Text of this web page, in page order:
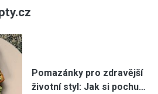
Pomazánky pro zdravější
životní styl: Jak si pochu…